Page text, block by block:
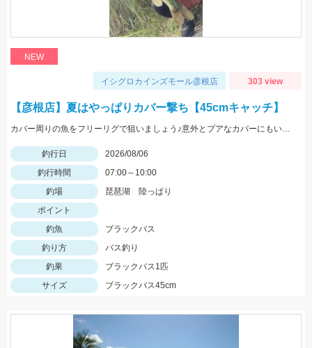
NEW
イシグロカインズモール彦根店 303 view
【彦根店】夏はやっぱりカバー撃ち【45cmキャッチ】
カバー周りの魚をフリーリグで狙いましょう♪意外とプアなカバーにもいますよ♪
釣行日
2026/08/06
釣行時間
07:00～10:00
釣場
琵琶湖 陸っぱり
ポイント
釣魚
ブラックバス
釣り方
バス釣り
釣果
ブラックバス1匹
サイズ
ブラックバス45cm